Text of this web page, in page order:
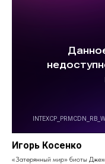
Игорь Косенко
«Затерянный мир» биоты